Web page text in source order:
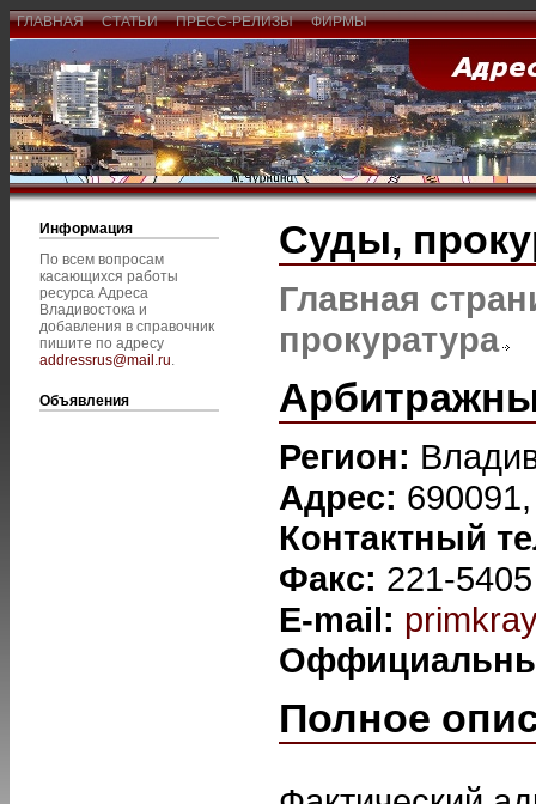
ГЛАВНАЯ СТАТЬИ ПРЕСС-РЕЛИЗЫ ФИРМЫ
Информация
По всем вопросам
касающихся работы
ресурса Адреса
Владивостока и
добавления в справочник
пишите по адресу
addressrus@mail.ru.
Объявления
Суды,
Главная
прокуратура
Регион:
Адрес:
Контактный
Факс: 221-5405
E-mail:
Полное